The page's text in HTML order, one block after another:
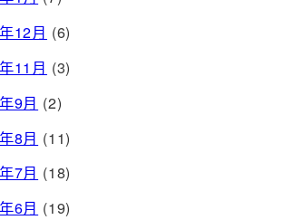
12月 (6)
11月 (3)
9月 (2)
8月 (11)
7月 (18)
6月 (19)